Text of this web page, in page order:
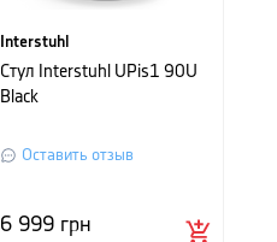
Interstuhl
Стул Interstuhl UPis1 90U
Black
Оставить отзыв
6 999 грн